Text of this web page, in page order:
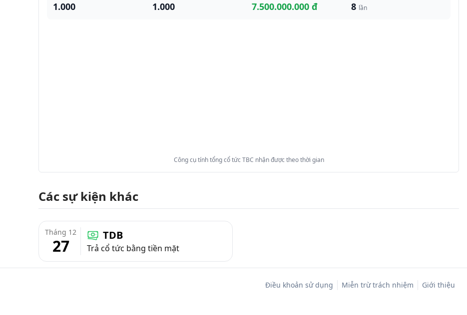
1.000 1.000 7.500.000.000 đ 8 lần
Công cụ tính tổng cổ tức TBC nhận được theo thời gian
Các sự kiện khác
Tháng 12
27
TDB
Trả cổ tức bằng tiền mặt
Điều khoản sử dụng Miễn trừ trách nhiệm Giới thiệu